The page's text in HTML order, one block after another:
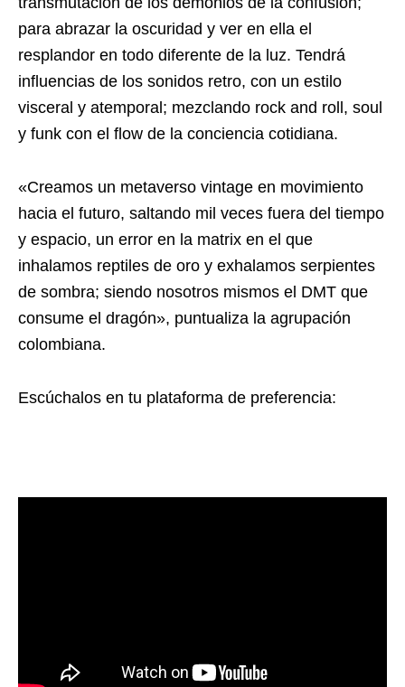
para abrazar la oscuridad y ver en ella el
resplandor en todo diferente de la luz. Tendrá
influencias de los sonidos retro, con un estilo
visceral y atemporal; mezclando rock and roll, soul
y funk con el flow de la conciencia cotidiana.
«Creamos un metaverso vintage en movimiento
hacia el futuro, saltando mil veces fuera del tiempo
y espacio, un error en la matrix en el que
inhalamos reptiles de oro y exhalamos serpientes
de sombra; siendo nosotros mismos el DMT que
consume el dragón», puntualiza la agrupación
colombiana.
Escúchalos en tu plataforma de preferencia: